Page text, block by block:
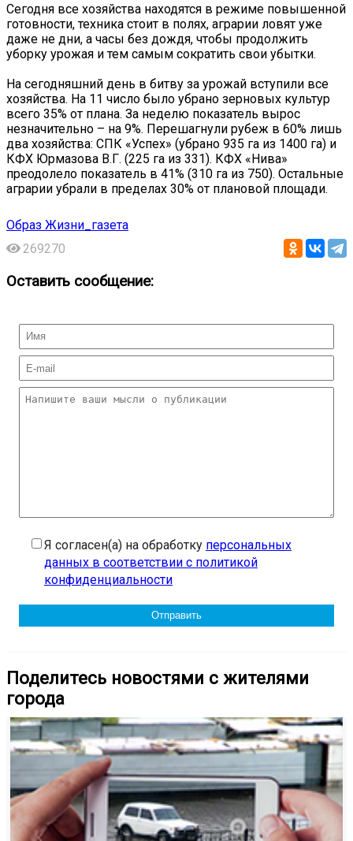
Сегодня все хозяйства находятся в режиме повышенной
готовности, техника стоит в полях, аграрии ловят уже
даже не дни, а часы без дождя, чтобы продолжить
уборку урожая и тем самым сократить свои убытки.
На сегодняшний день в битву за урожай вступили все
хозяйства. На 11 число было убрано зерновых культур
всего 35% от плана. За неделю показатель вырос
незначительно – на 9%. Перешагнули рубеж в 60% лишь
два хозяйства: СПК «Успех» (убрано 935 га из 1400 га) и
КФХ Юрмазова В.Г. (225 га из 331). КФХ «Нива»
преодолело показатель в 41% (310 га из 750). Остальные
аграрии убрали в пределах 30% от плановой площади.
Образ Жизни_газета
269270
Оставить сообщение:
Я согласен(а) на обработку персональных
данных в соответствии с политикой
конфиденциальности
Поделитесь новостями с жителями
города